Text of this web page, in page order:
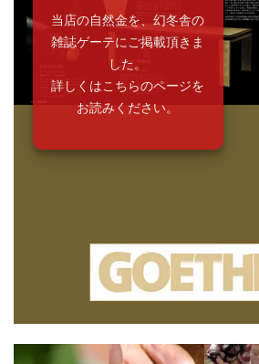
当店の自然金を、幻冬舎の
雑誌ゲーテにご掲載頂きま
した。
詳しくはこちらのページを
お読みください。